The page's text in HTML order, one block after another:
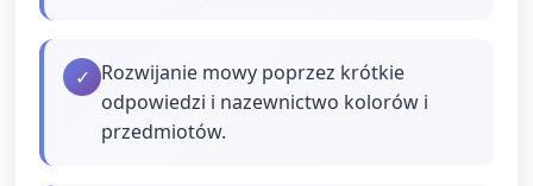
✓ Rozwijanie mowy poprzez krótkie
odpowiedzi i nazewnictwo kolorów i
przedmiotów.